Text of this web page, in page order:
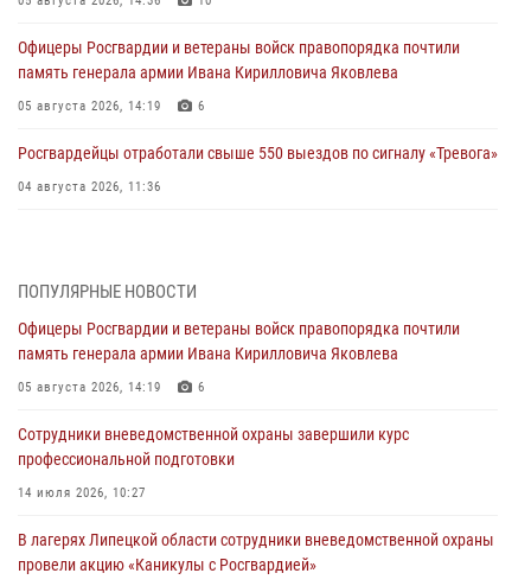
Офицеры Росгвардии и ветераны войск правопорядка почтили
память генерала армии Ивана Кирилловича Яковлева
05 августа 2026, 14:19 6
Росгвардейцы отработали свыше 550 выездов по сигналу «Тревога»
04 августа 2026, 11:36
04 августа 2026, 09:05
Росгвардия обеспечила безопасность граждан на праздновании
Дня ВДВ в Липецке
03 августа 2026, 13:43
Росгвардейцы обеспечили безопасность граждан в День Лев-
Толстовского района
03 августа 2026, 13:41
Росгвардия противодействует БПЛА ВСУ на южном направлении
(видео)
ПОПУЛЯРНЫЕ НОВОСТИ
Офицеры Росгвардии и ветераны войск правопорядка почтили
память генерала армии Ивана Кирилловича Яковлева
05 августа 2026, 14:19 6
Сотрудники вневедомственной охраны завершили курс
профессиональной подготовки
14 июля 2026, 10:27
В лагерях Липецкой области сотрудники вневедомственной охраны
провели акцию «Каникулы с Росгвардией»